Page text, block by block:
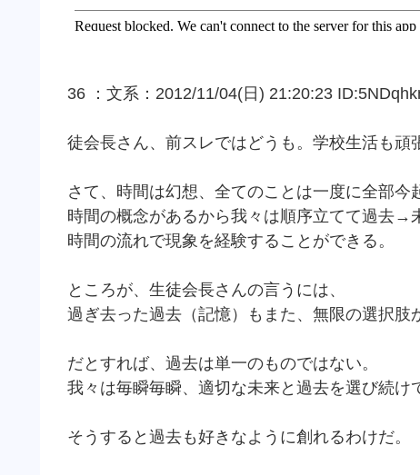
36 ：文系：2012/11/04(日) 21:20:23
徒会長さん、前スレではどうも。学校生活も頑
さて、時間は幻想、全てのことは一度に全部今
時間の概念があるから我々は順序立てて過去→
時間の流れで現象を経験することができる。
ところが、生徒会長さんの言うには、
過ぎ去った過去（記憶）もまた、無限の選択肢
だとすれば、過去は単一のものではない。
我々は毎瞬毎瞬、適切な未来と過去を選び続け
そうすると過去も好きなように創れるわけだ。